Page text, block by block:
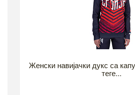
Женски навијачки дукс са
теге...